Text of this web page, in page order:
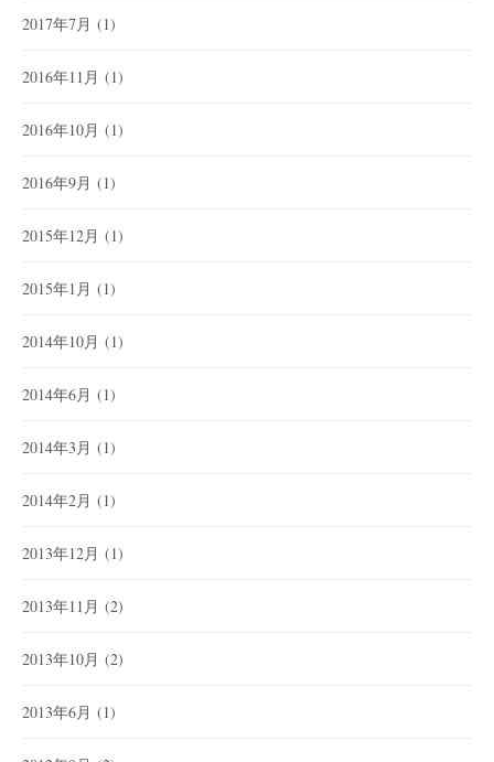
2017年7月 (1)
2016年11月 (1)
2016年10月 (1)
2016年9月 (1)
2015年12月 (1)
2015年1月 (1)
2014年10月 (1)
2014年6月 (1)
2014年3月 (1)
2014年2月 (1)
2013年12月 (1)
2013年11月 (2)
2013年10月 (2)
2013年6月 (1)